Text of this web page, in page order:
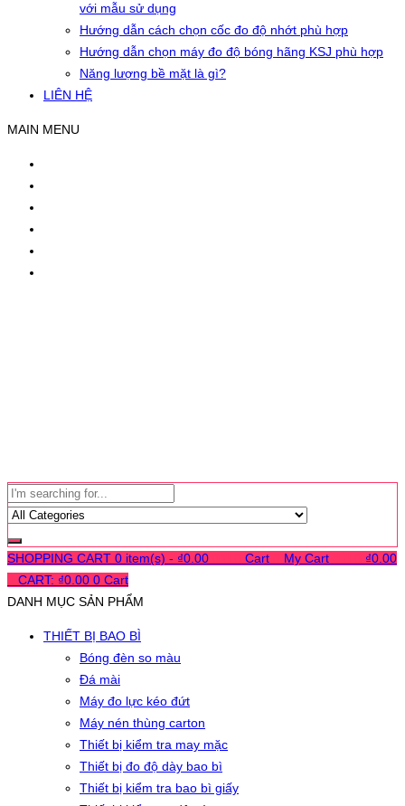
với mẫu sử dụng
Hướng dẫn cách chọn cốc đo độ nhớt phù hợp
Hướng dẫn chọn máy đo độ bóng hãng KSJ phù hợp
Năng lượng bề mặt là gì?
LIÊN HỆ
MAIN MENU
SHOPPING CART 0 item(s) - ₫0.00 Cart My Cart ₫0.00
CART: ₫0.00 0 Cart
DANH MỤC SẢN PHẨM
THIẾT BỊ BAO BÌ
Bóng đèn so màu
Đá mài
Máy đo lực kéo đứt
Máy nén thùng carton
Thiết bị kiểm tra may mặc
Thiết bị đo độ dày bao bì
Thiết bị kiểm tra bao bì giấy